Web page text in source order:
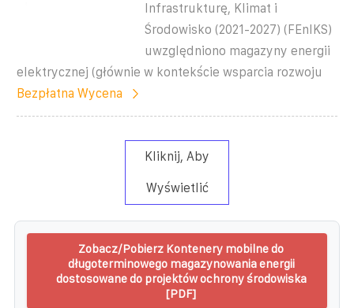
Infrastrukturę, Klimat i
Środowisko (2021-2027) (FEnIKS)
uwzględniono magazyny energii
elektrycznej (głównie w kontekście wsparcia rozwoju
Bezpłatna Wycena
Kliknij, Aby
Wyświetlić
Zobacz/Pobierz Kontenery mobilne do
długoterminowego magazynowania energii
dostosowane do projektów ochrony środowiska
[PDF]